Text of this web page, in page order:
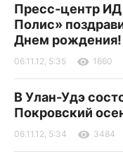
Пресс-центр
Полис»
Днем рождения!
06.11.12, 5:35 1660
В Улан-Удэ
Покровский
06.11.12, 5:34 3484